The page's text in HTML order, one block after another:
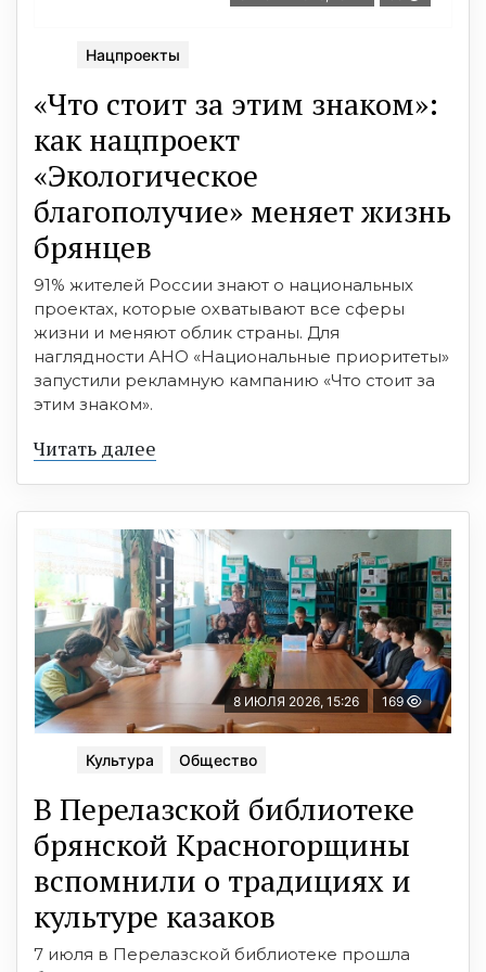
Нацпроекты
«Что стоит за этим знаком»:
как нацпроект
«Экологическое
благополучие» меняет жизнь
брянцев
91% жителей России знают о национальных
проектах, которые охватывают все сферы
жизни и меняют облик страны. Для
наглядности АНО «Национальные приоритеты»
запустили рекламную кампанию «Что стоит за
этим знаком».
Читать далее
8 ИЮЛЯ 2026, 15:26 169
Культура Общество
В Перелазской библиотеке
брянской Красногорщины
вспомнили о традициях и
культуре казаков
7 июля в Перелазской библиотеке прошла